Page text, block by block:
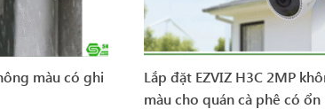
màu có ghi
Lắp đặt EZVIZ H3C 2MP
màu cho quán cà phê có ổn